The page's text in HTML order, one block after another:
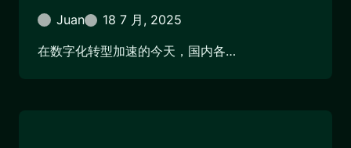
Juan
18 7 月, 2025
在数字化转型加速的今天，国内各…